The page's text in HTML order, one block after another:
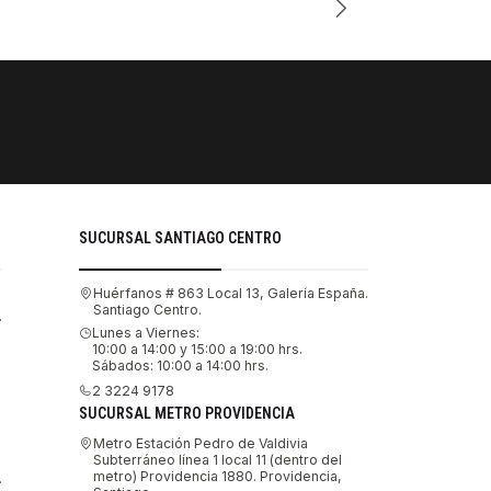
SUCURSAL SANTIAGO CENTRO
Huérfanos # 863 Local 13, Galería España.
Santiago Centro.
Lunes a Viernes:
10:00 a 14:00 y 15:00 a 19:00 hrs.
Sábados: 10:00 a 14:00 hrs.
2 3224 9178
SUCURSAL METRO PROVIDENCIA
Metro Estación Pedro de Valdivia
Subterráneo línea 1 local 11 (dentro del
metro) Providencia 1880. Providencia,